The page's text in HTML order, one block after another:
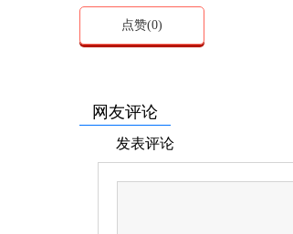
点赞(0)
网友评论
发表评论